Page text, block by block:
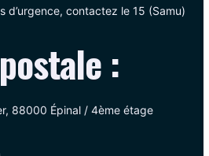
contactez le 15 (Samu)
:
88000 Épinal / 4ème étage